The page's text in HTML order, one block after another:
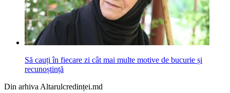
Să cauți în fiecare zi cât mai multe motive de bucurie și
recunoștință
Din arhiva Altarulcredinței.md